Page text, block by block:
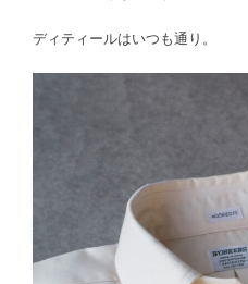
ディティールはいつも通り。